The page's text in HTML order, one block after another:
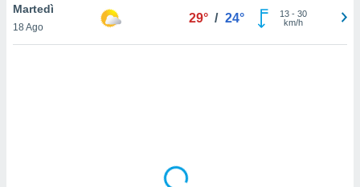
a piè
del
Martedì
18 Ago
29° / 24° 13- 30
km/h